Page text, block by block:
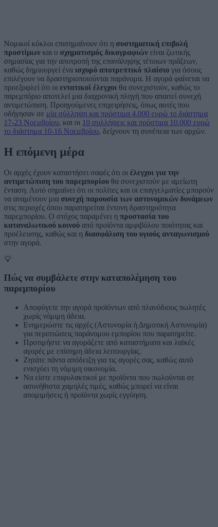
Νομικοί κύκλοι επισημαίνουν ότι η συστηματική επιβολή
προστίμων και ο σχηματισμός δικογραφιών είναι ζωτικής
σημασίας για την αποτροπή της επανάληψης τέτοιων πράξεων,
καθώς δημιουργεί ένα ισχυρό αποτρεπτικό πλαίσιο για όσους
επιλέγουν να δραστηριοποιούνται παράνομα. Η αγορά φαίνεται να
προεξοφλεί ότι οι εντατικοί έλεγχοι θα συνεχιστούν, καθώς το
παρεμπόριο αποτελεί μια διαχρονική πληγή που απαιτεί συνεχή
αντιμετώπιση. Προηγούμενες επιχειρήσεις, όπως αυτές που
οδήγησαν σε μία σύλληψη και πρόστιμα 4.000 ευρώ το διάστημα
17-23 Νοεμβρίου, και οι 10 συλλήψεις και πρόστιμα 10.000 ευρώ
το διάστημα 10-16 Νοεμβρίου, δείχνουν τη συνέπεια των αρχών.
Η επόμενη μέρα
Οι αρχές έχουν καταστήσει σαφές ότι οι έλεγχοι για την
αντιμετώπιση του παρεμπορίου θα συνεχιστούν με αμείωτη
ένταση. Αυτό σημαίνει ότι οι πολίτες και οι επαγγελματίες μπορούν
να αναμένουν μια συνεχή παρουσία των αστυνομικών δυνάμεων
στις περιοχές όπου παρατηρείται έντονη δραστηριότητα
παρεμπορίου. Ο στόχος παραμένει η προστασία του
καταναλωτικού κοινού από προϊόντα αμφιβόλου ποιότητας και
προέλευσης, καθώς και η διασφάλιση του υγιούς ανταγωνισμού
στην αγορά.
💡
Πώς να συμβάλετε στην καταπολέμηση του
παρεμπορίου
Αποφύγετε την αγορά προϊόντων από πλανόδιους πωλητές
χωρίς νόμιμη άδεια.
Ενημερώστε τις αρχές (Αστυνομία ή Δημοτική Αστυνομία)
για περιπτώσεις παράνομου εμπορίου που παρατηρείτε.
Προτιμήστε να αγοράζετε από καταστήματα και λαϊκές
αγορές με επίσημη άδεια λειτουργίας.
Ζητάτε πάντα απόδειξη για τις αγορές σας, καθώς αυτό
ενισχύει τη νόμιμη οικονομία.
Να είστε επιφυλακτικοί με προϊόντα που πωλούνται σε
ασυνήθιστα χαμηλές τιμές, καθώς μπορεί να είναι
απομιμήσεις ή προϊόντα χωρίς εγγύηση.